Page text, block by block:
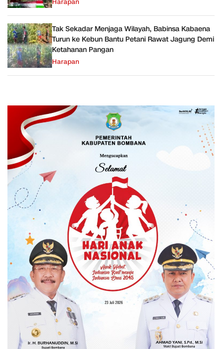
Harapan
Tak Sekadar Menjaga Wilayah, Babinsa Kabaena
Turun ke Kebun Bantu Petani Rawat Jagung Demi
Ketahanan Pangan
Harapan